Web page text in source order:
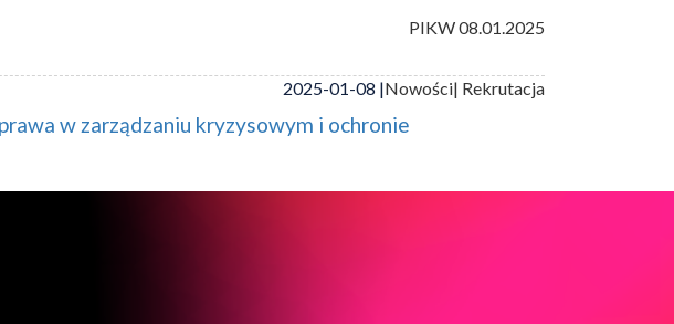
PIKW 08.01.2025
2025-01-08 |Nowości| Rekrutacja
w zarządzaniu kryzysowym i ochronie